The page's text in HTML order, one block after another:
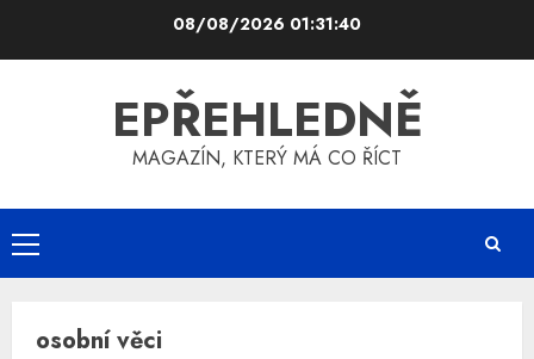
08/08/2026 01:31:40
EPŘEHLEDNĚ
MAGAZÍN, KTERÝ MÁ CO ŘÍCT
Primary
Menu
osobní věci